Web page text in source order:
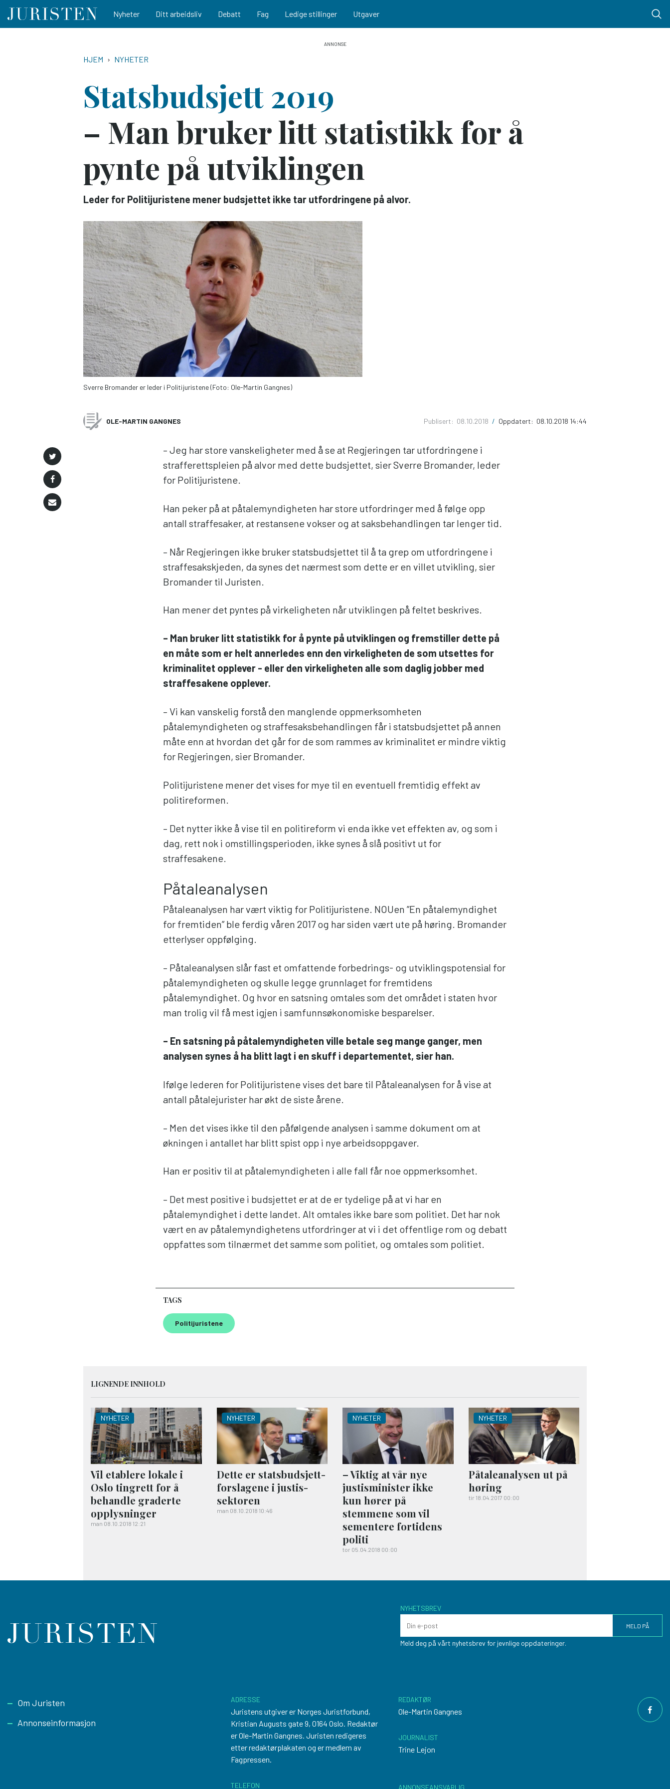
Main navigation
Nyheter Ditt arbeidsliv Debatt Fag Ledige stillinger Utgaver
NAVIGASJONSSTI
HJEM NYHETER
Statsbudsjett 2019
– Man bruker litt statistikk for å
pynte på utviklingen
Leder for Politijuristene mener budsjettet ikke tar utfordringene på alvor.
Sverre Bromander er leder i Politijuristene (Foto: Ole-Martin Gangnes)
OLE-MARTIN GANGNES Publisert: 08.10.2018 / Oppdatert: 08.10.2018 14:44
– Jeg har store vanskeligheter med å se at Regjeringen tar utfordringene i
strafferettspleien på alvor med dette budsjettet, sier Sverre Bromander, leder
for Politijuristene.
Han peker på at påtalemyndigheten har store utfordringer med å følge opp
antall straffesaker, at restansene vokser og at saksbehandlingen tar lenger tid.
– Når Regjeringen ikke bruker statsbudsjettet til å ta grep om utfordringene i
straffesakskjeden, da synes det nærmest som dette er en villet utvikling, sier
Bromander til Juristen.
Han mener det pyntes på virkeligheten når utviklingen på feltet beskrives.
– Man bruker litt statistikk for å pynte på utviklingen og fremstiller dette på
en måte som er helt annerledes enn den virkeligheten de som utsettes for
kriminalitet opplever - eller den virkeligheten alle som daglig jobber med
straffesakene opplever.
– Vi kan vanskelig forstå den manglende oppmerksomheten
påtalemyndigheten og straffesaksbehandlingen får i statsbudsjettet på annen
måte enn at hvordan det går for de som rammes av kriminalitet er mindre viktig
for Regjeringen, sier Bromander.
Politijuristene mener det vises for mye til en eventuell fremtidig effekt av
politireformen.
– Det nytter ikke å vise til en politireform vi enda ikke vet effekten av, og som i
dag, rett nok i omstillingsperioden, ikke synes å slå positivt ut for
straffesakene.
Påtaleanalysen
Påtaleanalysen har vært viktig for Politijuristene. NOUen ”En påtalemyndighet
for fremtiden” ble ferdig våren 2017 og har siden vært ute på høring. Bromander
etterlyser oppfølging.
– Påtaleanalysen slår fast et omfattende forbedrings- og utviklingspotensial for
påtalemyndigheten og skulle legge grunnlaget for fremtidens
påtalemyndighet. Og hvor en satsning omtales som det området i staten hvor
man trolig vil få mest igjen i samfunnsøkonomiske besparelser.
– En satsning på påtalemyndigheten ville betale seg mange ganger, men
analysen synes å ha blitt lagt i en skuff i departementet, sier han.
Ifølge lederen for Politijuristene vises det bare til Påtaleanalysen for å vise at
antall påtalejurister har økt de siste årene.
– Men det vises ikke til den påfølgende analysen i samme dokument om at
økningen i antallet har blitt spist opp i nye arbeidsoppgaver.
Han er positiv til at påtalemyndigheten i alle fall får noe oppmerksomhet.
– Det mest positive i budsjettet er at de er tydelige på at vi har en
påtalemyndighet i dette landet. Alt omtales ikke bare som politiet. Det har nok
vært en av påtalemyndighetens utfordringer at vi i det offentlige rom og debatt
oppfattes som tilnærmet det samme som politiet, og omtales som politiet.
TAGS
Politijuristene
LIGNENDE INNHOLD
NYHETER
Vil etablere lokale i
Oslo tingrett for å
behandle graderte
opplysninger
man 08.10.2018 12:21
NYHETER
Dette er statsbudsjett­
forslagene i justis­
sektoren
man 08.10.2018 10:46
NYHETER
– Viktig at vår nye
justisminister ikke
kun hører på
stemmene som vil
sementere fortidens
politi
tor 05.04.2018 00:00
NYHETER
Påtaleanalysen ut på
høring
tir 18.04.2017 00:00
NYHETSBREV
Meld deg på vårt nyhetsbrev for jevnlige oppdateringer.
Footer
Om Juristen
Annonseinformasjon
ADRESSE
Juristens utgiver er Norges Juristforbund,
Kristian Augusts gate 9, 0164 Oslo. Redaktør
er Ole-Martin Gangnes. Juristen redigeres
etterredaktørplakaten og er medlem av
Fagpressen.
TELEFON
REDAKTØR
Ole-Martin Gangnes
JOURNALIST
Trine Lejon